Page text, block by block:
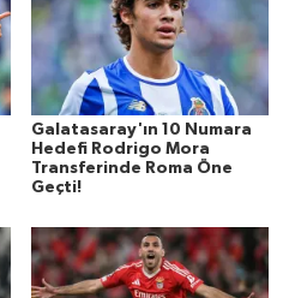
Galatasaray'ın 10 Numara
Hedefi Rodrigo Mora
Transferinde Roma Öne
Geçti!